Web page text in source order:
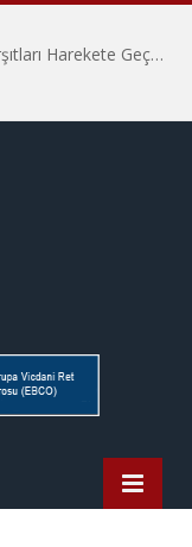
Hiroşima’nın 81. Yılında İtalyan Savaş Karşıtları Harekete Geçti: “Hatırlamak yeterli değil”